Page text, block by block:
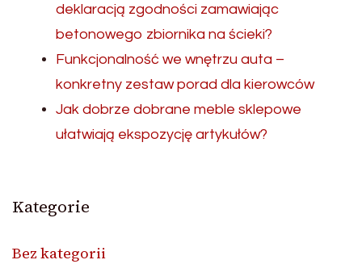
deklaracją zgodności zamawiając
betonowego zbiornika na ścieki?
Funkcjonalność we wnętrzu auta –
konkretny zestaw porad dla kierowców
Jak dobrze dobrane meble sklepowe
ułatwiają ekspozycję artykułów?
Kategorie
Bez kategorii